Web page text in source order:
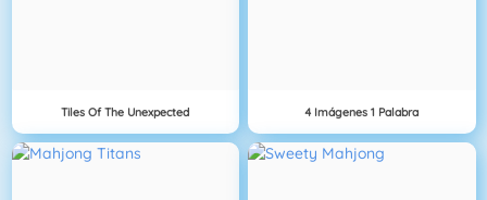
Tiles Of The Unexpected 4 Imágenes 1 Palabra